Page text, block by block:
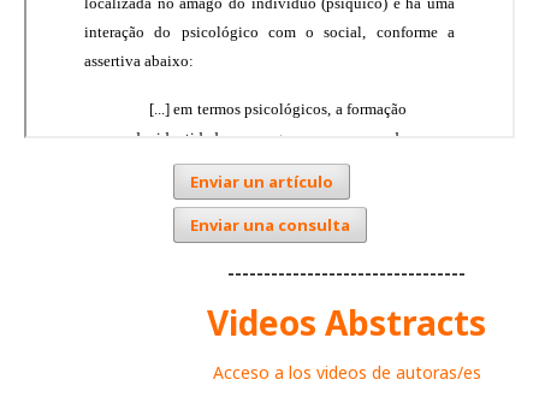
Enviar un artículo
Enviar una consulta
---------------------------------
Videos Abstracts
Acceso a los videos de autoras/es